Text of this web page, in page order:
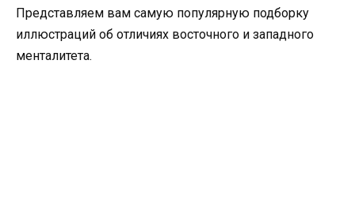
Представляем вам самую популярную подборку
иллюстраций об отличиях восточного и западного
менталитета.